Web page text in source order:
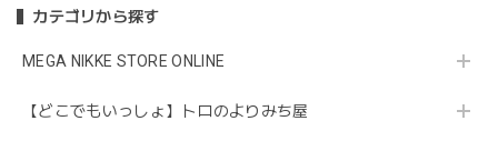
カテゴリから探す
MEGA NIKKE STORE ONLINE
【どこでもいっしょ】トロのよりみち屋